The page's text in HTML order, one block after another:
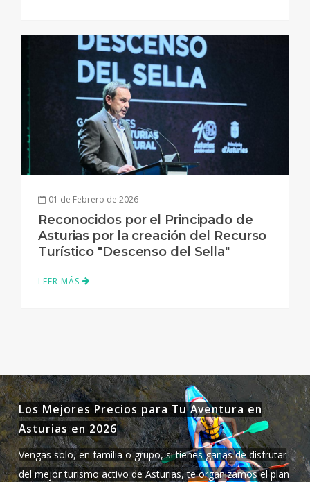
01 de Febrero de 2026
Reconocidos por el Principado de
Asturias por la creación del Recurso
Turístico "Descenso del Sella"
LEER MÁS
Los Mejores Precios para Tu Aventura en
Asturias en 2026
Vengas solo, en familia o grupo, si tienes ganas de disfrutar
del mejor turismo activo de Asturias, te organizamos el plan